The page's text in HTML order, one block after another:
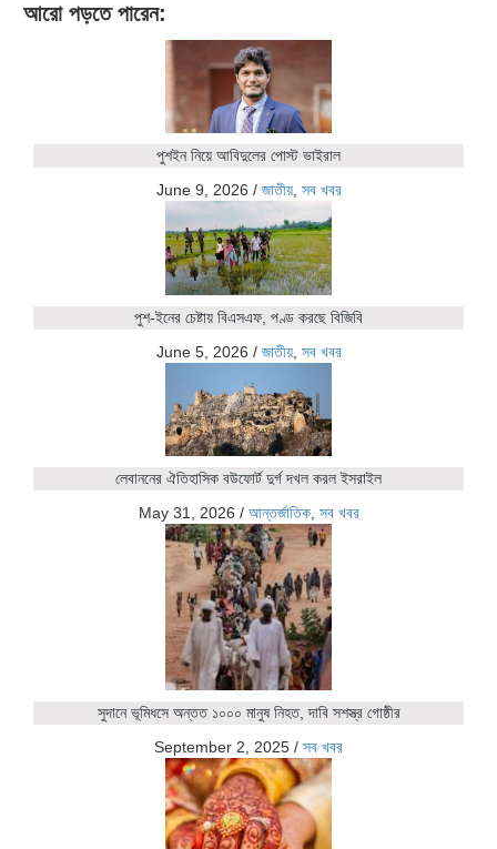
আরো পড়তে পারেন:
পুশইন নিয়ে আবিদুলের পোস্ট ভাইরাল
June 9, 2026 / জাতীয়, সব খবর
পুশ-ইনের চেষ্টায় বিএসএফ, পণ্ড করছে বিজিবি
June 5, 2026 / জাতীয়, সব খবর
লেবাননের ঐতিহাসিক বউফোর্ট দুর্গ দখল করল ইসরাইল
May 31, 2026 / আন্তর্জাতিক, সব খবর
সুদানে ভূমিধসে অন্তত ১০০০ মানুষ নিহত, দাবি সশস্ত্র গোষ্ঠীর
September 2, 2025 / সব খবর